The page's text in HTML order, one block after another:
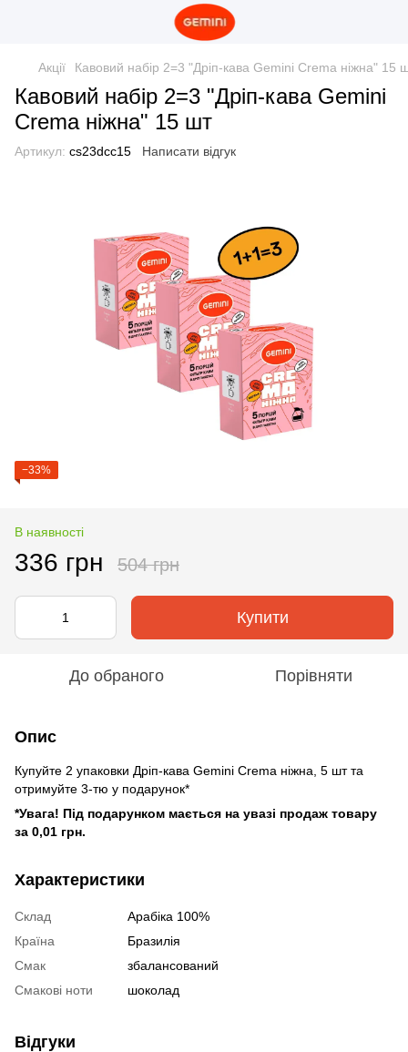
Акції Кавовий набір 2=3 "Дріп-кава Gemini Crema ніжна" 15
Кавовий набір 2=3 "Дріп-кава Gemini
Crema ніжна" 15 шт
Артикул: cs23dcc15 Написати відгук
−33%
В наявності
336 грн 504 грн
Купити
До обраного Порівняти
Опис
Купуйте 2 упаковки Дріп-кава Gemini Crema ніжна, 5 шт та
отримуйте 3-тю у подарунок*
*Увага! Під подарунком мається на увазі продаж товару
за 0,01 грн.
Характеристики
Склад
Арабіка 100%
Країна
Бразилія
Смак
збалансований
Смакові ноти
шоколад
Відгуки